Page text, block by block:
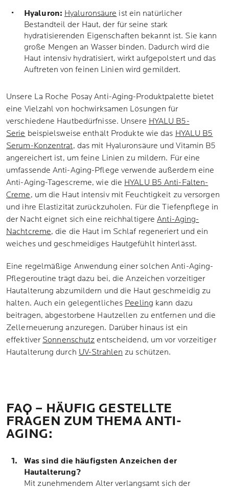
Hyaluron: Hyaluronsäure ist ein natürlicher
Bestandteil der Haut, der für seine stark
hydratisierenden Eigenschaften bekannt ist. Sie kann
große Mengen an Wasser binden. Dadurch wird die
Haut intensiv hydratisiert, wirkt aufgepolstert und das
Auftreten von feinen Linien wird gemildert.
Unsere La Roche Posay Anti-Aging-Produktpalette bietet
eine Vielzahl von hochwirksamen Lösungen für
verschiedene Hautbedürfnisse. Unsere HYALU B5-
Serie beispielsweise enthält Produkte wie das HYALU B5
Serum-Konzentrat, das mit Hyaluronsäure und Vitamin B5
angereichert ist, um feine Linien zu mildern. Für eine
umfassende Anti-Aging-Pflege verwende außerdem eine
Anti-Aging-Tagescreme, wie die HYALU B5 Anti-Falten-
Creme, um die Haut intensiv mit Feuchtigkeit zu versorgen
und ihre Elastizität zurückzuholen. Für die Tiefenpflege in
der Nacht eignet sich eine reichhaltigereAnti-Aging-
Nachtcreme, die die Haut im Schlaf regeneriert und ein
weiches und geschmeidiges Hautgefühlt hinterlässt.
Eine regelmäßige Anwendung einer solchen Anti-Aging-
Pflegeroutine trägt dazu bei, die Anzeichen vorzeitiger
Hautalterung abzumildern und die Haut geschmeidig zu
halten. Auch ein gelegentliches Peeling kann dazu
beitragen, abgestorbene Hautzellen zu entfernen und die
Zellerneuerung anzuregen. Darüber hinaus ist ein
effektiver Sonnenschutz entscheidend, um vor vorzeitiger
Hautalterung durch UV-Strahlen zu schützen.
FAQ – HÄUFIG GESTELLTE
FRAGEN ZUM THEMA ANTI-
AGING:
Was sind die häufigsten Anzeichen der
Hautalterung?
Mit zunehmendem Alter verlangsamt sich der